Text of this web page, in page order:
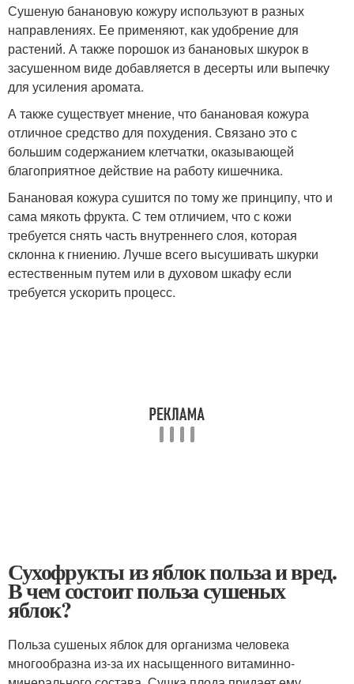
Сушеную банановую кожуру используют в разных
направлениях. Ее применяют, как удобрение для
растений. А также порошок из банановых шкурок в
засушенном виде добавляется в десерты или выпечку
для усиления аромата.
А также существует мнение, что банановая кожура
отличное средство для похудения. Связано это с
большим содержанием клетчатки, оказывающей
благоприятное действие на работу кишечника.
Банановая кожура сушится по тому же принципу, что и
сама мякоть фрукта. С тем отличием, что с кожи
требуется снять часть внутреннего слоя, которая
склонна к гниению. Лучше всего высушивать шкурки
естественным путем или в духовом шкафу если
требуется ускорить процесс.
Сухофрукты из яблок польза и вред.
В чем состоит польза сушеных
яблок?
Польза сушеных яблок для организма человека
многообразна из-за их насыщенного витаминно-